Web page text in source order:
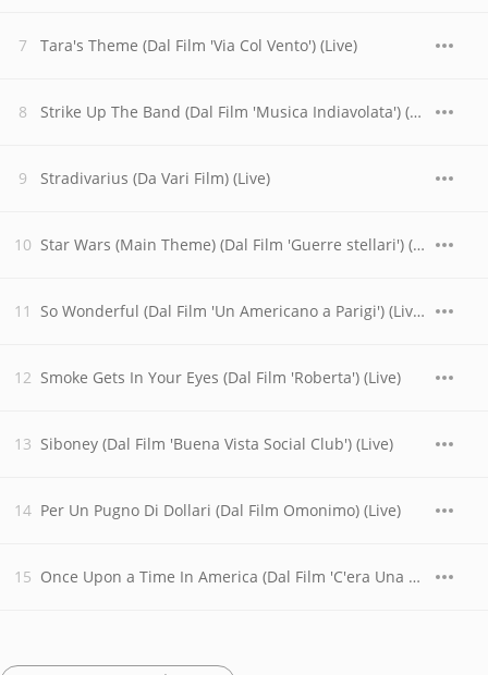
Tara's Theme (Dal Film 'Via Col Vento') (Live)
Strike Up The Band (Dal Film 'Musica Indiavolata') (Live)
Stradivarius (Da Vari Film) (Live)
Star Wars (Main Theme) (Dal Film 'Guerre stellari') (Live)
So Wonderful (Dal Film 'Un Americano a Parigi') (Live)
Smoke Gets In Your Eyes (Dal Film 'Roberta') (Live)
Siboney (Dal Film 'Buena Vista Social Club') (Live)
Per Un Pugno Di Dollari (Dal Film Omonimo) (Live)
Once Upon a Time In America (Dal Film 'C'era Una Volta In America') (Live)